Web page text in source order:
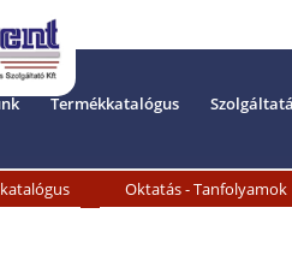
Termékkatalógus
Oktatás - Tanfolyamok